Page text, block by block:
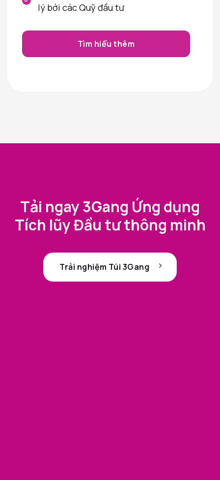
lý bởi các Quỹ đầu tư
Tìm hiểu thêm
Tải ngay 3Gang Ứng dụng
Tích lũy Đầu tư thông minh
Trải nghiệm Túi 3Gang